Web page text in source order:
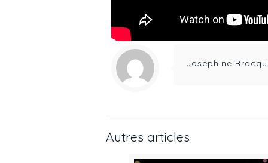
Joséphine
Autres articles